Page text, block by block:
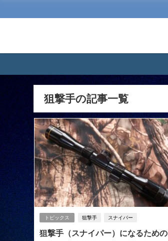
狙撃手の記事一覧
トピックス 狙撃手 スナイパー
狙撃手（スナイパー）になるための